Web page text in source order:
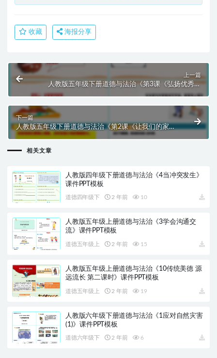
收藏 海报分享
上一篇
人教版五年级下册道德与法治《第3课《弘扬优秀家
风》第二课时》课件PPT模板
下一篇
人教版五年级下册道德与法治《第2课《让我们的家更
美好》第二课时》课件PPT模板
相关文章
人教版四年级下册道德与法治《4当冲突发生》
课件PPT模板
道德四年级下 2 年前 10
人教版五年级上册道德与法治《3学会沟通交
流》课件PPT模板
道德五年级上 2 年前 15
人教版五年级上册道德与法治《10传统美德 源
远流长 第二课时》课件PPT模板
道德五年级上 2 年前 19
人教版六年级下册道德与法治《1应对自然灾害
(1)》课件PPT模板
道德六年级下 2 年前 6